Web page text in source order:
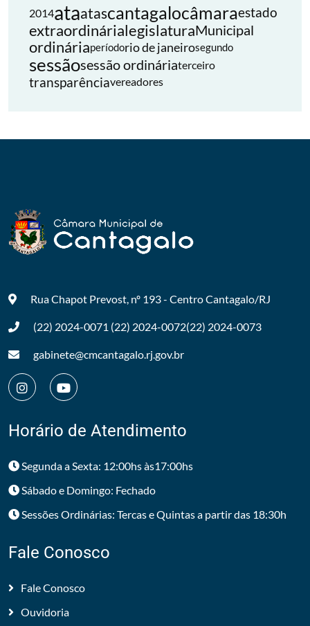
2014ataatascantagalocâmaraestado
extraordinárialegislaturaMunicipal
ordináriaperíodorio de janeirosegundo
sessãosessão ordináriaterceiro
transparênciavereadores
Rua Chapot Prevost, nº 193 - CentroCantagalo/RJ
(22) 2024-0071 (22) 2024-0072(22) 2024-0073
gabinete@cmcantagalo.rj.gov.br
Horário de Atendimento
Segunda a Sexta: 12:00hs às17:00hs
Sábado e Domingo: Fechado
Sessões Ordinárias: Tercas e Quintas a partir das 18:30h
Fale Conosco
Fale Conosco
Ouvidoria